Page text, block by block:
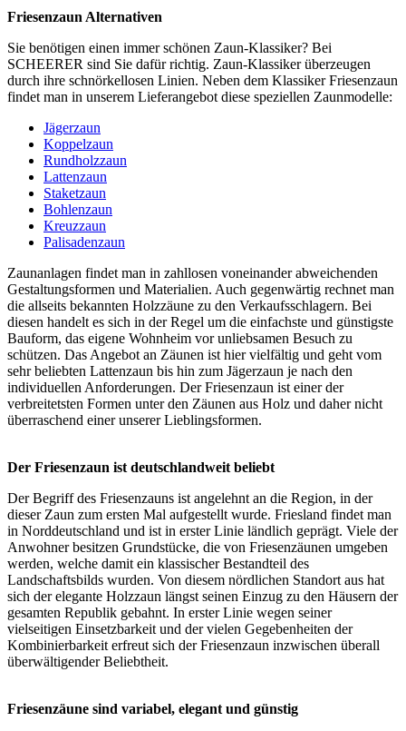
Friesenzaun Alternativen
Sie benötigen einen immer schönen Zaun-Klassiker? Bei
SCHEERER sind Sie dafür richtig. Zaun-Klassiker überzeugen
durch ihre schnörkellosen Linien. Neben dem Klassiker Friesenzaun
findet man in unserem Lieferangebot diese speziellen Zaunmodelle:
Jägerzaun
Koppelzaun
Rundholzzaun
Lattenzaun
Staketzaun
Bohlenzaun
Kreuzzaun
Palisadenzaun
Zaunanlagen findet man in zahllosen voneinander abweichenden
Gestaltungsformen und Materialien. Auch gegenwärtig rechnet man
die allseits bekannten Holzzäune zu den Verkaufsschlagern. Bei
diesen handelt es sich in der Regel um die einfachste und günstigste
Bauform, das eigene Wohnheim vor unliebsamen Besuch zu
schützen. Das Angebot an Zäunen ist hier vielfältig und geht vom
sehr beliebten Lattenzaun bis hin zum Jägerzaun je nach den
individuellen Anforderungen. Der Friesenzaun ist einer der
verbreitetsten Formen unter den Zäunen aus Holz und daher nicht
überraschend einer unserer Lieblingsformen.
Der Friesenzaun ist deutschlandweit beliebt
Der Begriff des Friesenzauns ist angelehnt an die Region, in der
dieser Zaun zum ersten Mal aufgestellt wurde. Friesland findet man
in Norddeutschland und ist in erster Linie ländlich geprägt. Viele der
Anwohner besitzen Grundstücke, die von Friesenzäunen umgeben
werden, welche damit ein klassischer Bestandteil des
Landschaftsbilds wurden. Von diesem nördlichen Standort aus hat
sich der elegante Holzzaun längst seinen Einzug zu den Häusern der
gesamten Republik gebahnt. In erster Linie wegen seiner
vielseitigen Einsetzbarkeit und der vielen Gegebenheiten der
Kombinierbarkeit erfreut sich der Friesenzaun inzwischen überall
überwältigender Beliebtheit.
Friesenzäune sind variabel, elegant und günstig